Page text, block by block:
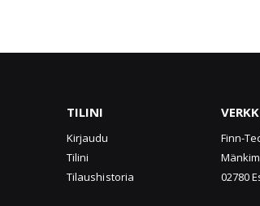
TILINI
Kirjaudu
Tilini
Tilaushistoria
Finn-
02780